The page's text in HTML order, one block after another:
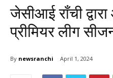
जेसीआई राँची
प्रीमियर लीग
By newsranchi April 1, 2024